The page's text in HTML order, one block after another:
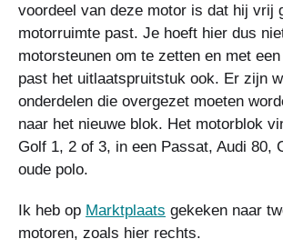
voordeel van deze motor is dat hij vrij
motorruimte past. Je hoeft hier dus
motorsteunen om te zetten en met
past het uitlaatspruitstuk ook. Er zijn
onderdelen die overgezet moeten
naar het nieuwe blok. Het motorblok
Golf 1, 2 of 3, in een Passat, Audi 80,
oude polo.
Ik heb op Marktplaats gekeken naar
motoren, zoals hier rechts.